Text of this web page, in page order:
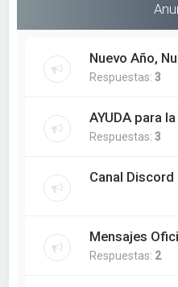
Nuevo Año,
Respuestas:3
AYUDA para
Respuestas:3
Canal
Mensajes
Respuestas: 2